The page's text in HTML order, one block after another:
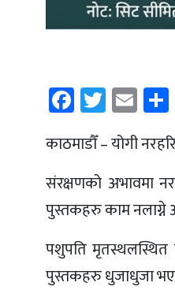
Facebook
Twitter
Email
काठमाडौँ – योगी
संरक्षणको अभावमा
पुस्तकहरु काम नलाग्ने
पशुपति मृतस्थलस्थित
पुस्तकहरु धुजाधुजा